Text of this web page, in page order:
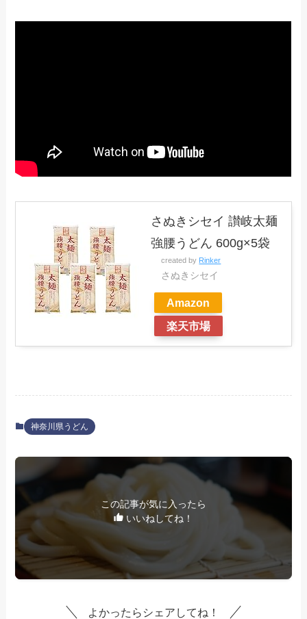
さぬきシセイ 讃岐太麺
強腰うどん 600g×5袋
created by Rinker
さぬきシセイ
Amazon
楽天市場
神奈川県うどん
この記事が気に入ったら
いいねしてね！
よかったらシェアしてね！